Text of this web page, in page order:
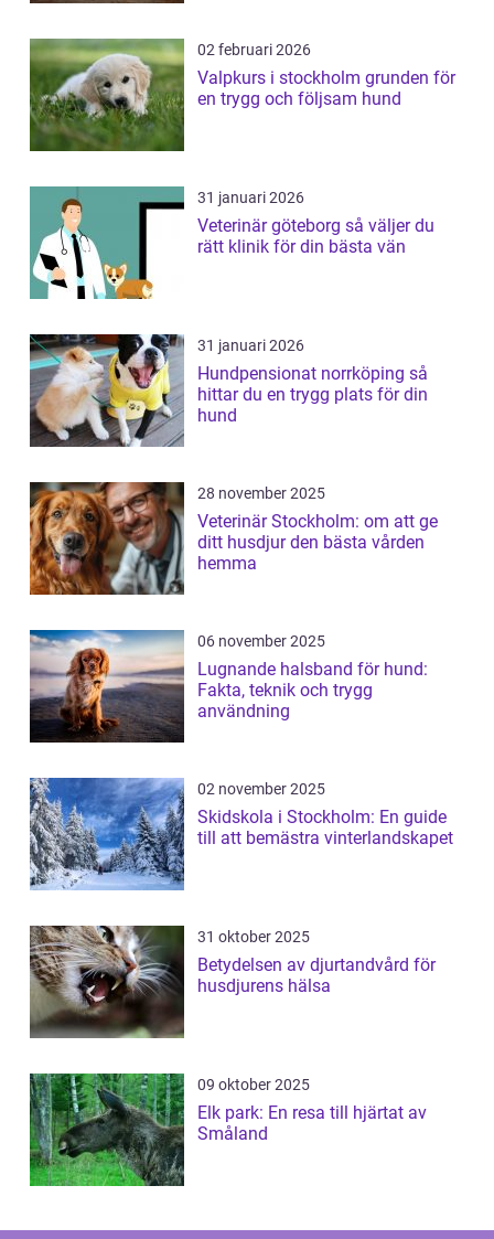
02 februari 2026
Valpkurs i stockholm grunden för
en trygg och följsam hund
31 januari 2026
Veterinär göteborg så väljer du
rätt klinik för din bästa vän
31 januari 2026
Hundpensionat norrköping så
hittar du en trygg plats för din
hund
28 november 2025
Veterinär Stockholm: om att ge
ditt husdjur den bästa vården
hemma
06 november 2025
Lugnande halsband för hund:
Fakta, teknik och trygg
användning
02 november 2025
Skidskola i Stockholm: En guide
till att bemästra vinterlandskapet
31 oktober 2025
Betydelsen av djurtandvård för
husdjurens hälsa
09 oktober 2025
Elk park: En resa till hjärtat av
Småland